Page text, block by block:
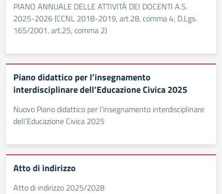
PIANO ANNUALE DELLE ATTIVITÀ DEI DOCENTI A.S.
2025-2026 (CCNL 2018-2019, art.28, comma 4; D.Lgs.
165/2001, art.25, comma 2)
Piano didattico per l’insegnamento
interdisciplinare dell’Educazione Civica 2025
Nuovo Piano didattico per l’insegnamento interdisciplinare
dell’Educazione Civica 2025
Atto di indirizzo
Atto di indirizzo 2025/2028